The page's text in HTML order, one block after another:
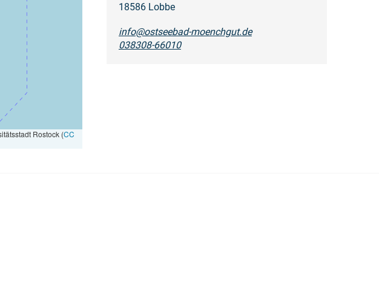
Rostock (CC
18586 Lobbe
info@ostseebad-moenchgut.de
038308-66010